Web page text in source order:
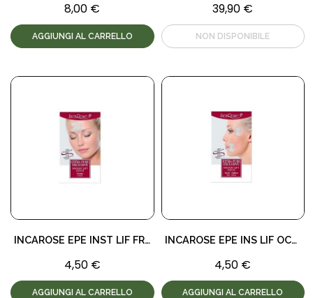
8,00 €
AGGIUNGI AL CARRELLO
39,90 €
INCAROSE EPE INST LIF FRON 1 PEZZI
4,50 €
AGGIUNGI AL CARRELLO
INCAROSE EPE INS LIF OC/LA 2 PEZZI
4,50 €
AGGIUNGI AL CARRELLO